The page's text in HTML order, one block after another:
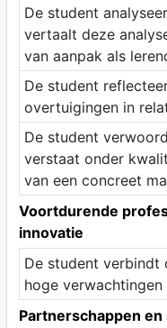
De student
vertaalt deze
van aanpak als
De student
overtuigingen in
De student
verstaat onder
van een concreet
Voortdurende
innovatie
De student verbindt
hoge
Partnerschappen